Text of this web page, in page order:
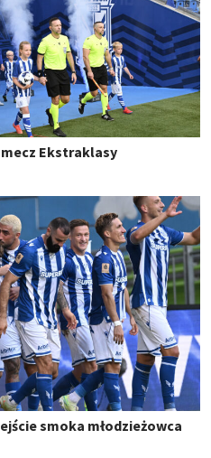
mecz Ekstraklasy
smoka młodzieżowca